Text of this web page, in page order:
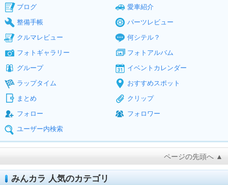
ブログ
愛車紹介
整備手帳
パーツレビュー
クルマレビュー
何シテル？
フォトギャラリー
フォトアルバム
グループ
イベントカレンダー
ラップタイム
おすすめスポット
まとめ
クリップ
フォロー
フォロワー
ユーザー内検索
ページの先頭へ ▲
みんカラ 人気のカテゴリ